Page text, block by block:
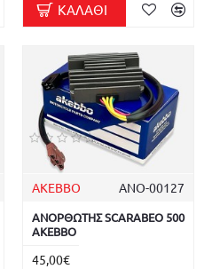
ΚΑΛΆΘΙ
AKEBBO ΑΝΟ-00127
ΑΝΟΡΘΩΤΗΣ SCARABEO 500
AKEBBO
45,00€